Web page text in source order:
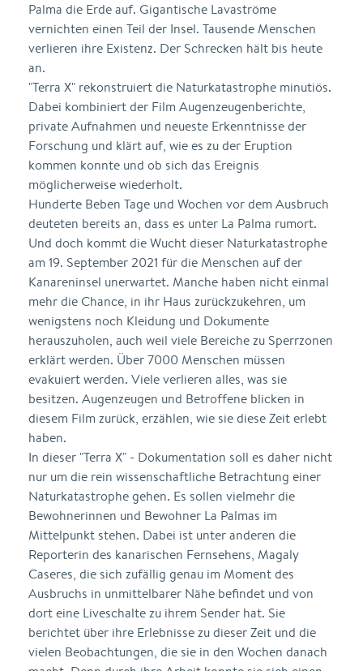
Palma die Erde auf. Gigantische Lavaströme
vernichten einen Teil der Insel. Tausende Menschen
verlieren ihre Existenz. Der Schrecken hält bis heute
an.
"Terra X" rekonstruiert die Naturkatastrophe minutiös.
Dabei kombiniert der Film Augenzeugenberichte,
private Aufnahmen und neueste Erkenntnisse der
Forschung und klärt auf, wie es zu der Eruption
kommen konnte und ob sich das Ereignis
möglicherweise wiederholt.
Hunderte Beben Tage und Wochen vor dem Ausbruch
deuteten bereits an, dass es unter La Palma rumort.
Und doch kommt die Wucht dieser Naturkatastrophe
am 19. September 2021 für die Menschen auf der
Kanareninsel unerwartet. Manche haben nicht einmal
mehr die Chance, in ihr Haus zurückzukehren, um
wenigstens noch Kleidung und Dokumente
herauszuholen, auch weil viele Bereiche zu Sperrzonen
erklärt werden. Über 7000 Menschen müssen
evakuiert werden. Viele verlieren alles, was sie
besitzen. Augenzeugen und Betroffene blicken in
diesem Film zurück, erzählen, wie sie diese Zeit erlebt
haben.
In dieser "Terra X" - Dokumentation soll es daher nicht
nur um die rein wissenschaftliche Betrachtung einer
Naturkatastrophe gehen. Es sollen vielmehr die
Bewohnerinnen und Bewohner La Palmas im
Mittelpunkt stehen. Dabei ist unter anderen die
Reporterin des kanarischen Fernsehens, Magaly
Caseres, die sich zufällig genau im Moment des
Ausbruchs in unmittelbarer Nähe befindet und von
dort eine Liveschalte zu ihrem Sender hat. Sie
berichtet über ihre Erlebnisse zu dieser Zeit und die
vielen Beobachtungen, die sie in den Wochen danach